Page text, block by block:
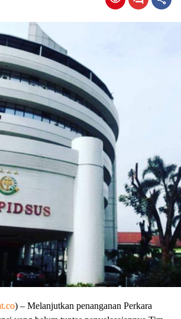
) – Melanjutkan penanganan Perkara